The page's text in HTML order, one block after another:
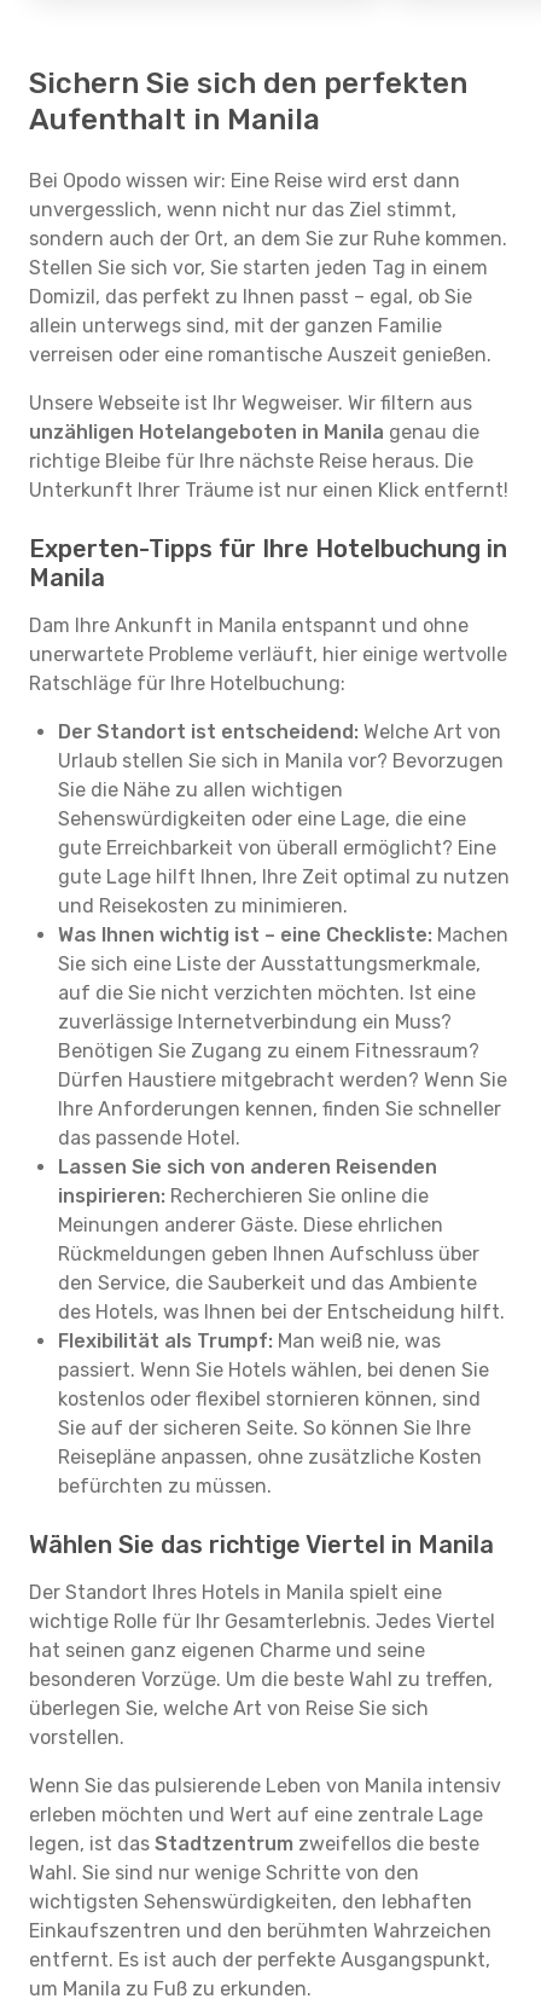
Sichern Sie sich den perfekten
Aufenthalt in Manila
Bei Opodo wissen wir: Eine Reise wird erst dann
unvergesslich, wenn nicht nur das Ziel stimmt,
sondern auch der Ort, an dem Sie zur Ruhe kommen.
Stellen Sie sich vor, Sie starten jeden Tag in einem
Domizil, das perfekt zu Ihnen passt – egal, ob Sie
allein unterwegs sind, mit der ganzen Familie
verreisen oder eine romantische Auszeit genießen.
Unsere Webseite ist Ihr Wegweiser. Wir filtern aus
unzähligen Hotelangeboten in Manila genau die
richtige Bleibe für Ihre nächste Reise heraus. Die
Unterkunft Ihrer Träume ist nur einen Klick entfernt!
Experten-Tipps für Ihre Hotelbuchung in
Manila
Dam Ihre Ankunft in Manila entspannt und ohne
unerwartete Probleme verläuft, hier einige wertvolle
Ratschläge für Ihre Hotelbuchung:
Der Standort ist entscheidend: Welche Art von
Urlaub stellen Sie sich in Manila vor? Bevorzugen
Sie die Nähe zu allen wichtigen
Sehenswürdigkeiten oder eine Lage, die eine
gute Erreichbarkeit von überall ermöglicht? Eine
gute Lage hilft Ihnen, Ihre Zeit optimal zu nutzen
und Reisekosten zu minimieren.
Was Ihnen wichtig ist – eine Checkliste: Machen
Sie sich eine Liste der Ausstattungsmerkmale,
auf die Sie nicht verzichten möchten. Ist eine
zuverlässige Internetverbindung ein Muss?
Benötigen Sie Zugang zu einem Fitnessraum?
Dürfen Haustiere mitgebracht werden? Wenn Sie
Ihre Anforderungen kennen, finden Sie schneller
das passende Hotel.
Lassen Sie sich von anderen Reisenden
inspirieren: Recherchieren Sie online die
Meinungen anderer Gäste. Diese ehrlichen
Rückmeldungen geben Ihnen Aufschluss über
den Service, die Sauberkeit und das Ambiente
des Hotels, was Ihnen bei der Entscheidung hilft.
Flexibilität als Trumpf: Man weiß nie, was
passiert. Wenn Sie Hotels wählen, bei denen Sie
kostenlos oder flexibel stornieren können, sind
Sie auf der sicheren Seite. So können Sie Ihre
Reisepläne anpassen, ohne zusätzliche Kosten
befürchten zu müssen.
Wählen Sie das richtige Viertel in Manila
Der Standort Ihres Hotels in Manila spielt eine
wichtige Rolle für Ihr Gesamterlebnis. Jedes Viertel
hat seinen ganz eigenen Charme und seine
besonderen Vorzüge. Um die beste Wahl zu treffen,
überlegen Sie, welche Art von Reise Sie sich
vorstellen.
Wenn Sie das pulsierende Leben von Manila intensiv
erleben möchten und Wert auf eine zentrale Lage
legen, ist das Stadtzentrum zweifellos die beste
Wahl. Sie sind nur wenige Schritte von den
wichtigsten Sehenswürdigkeiten, den lebhaften
Einkaufszentren und den berühmten Wahrzeichen
entfernt. Es ist auch der perfekte Ausgangspunkt,
um Manila zu Fuß zu erkunden.